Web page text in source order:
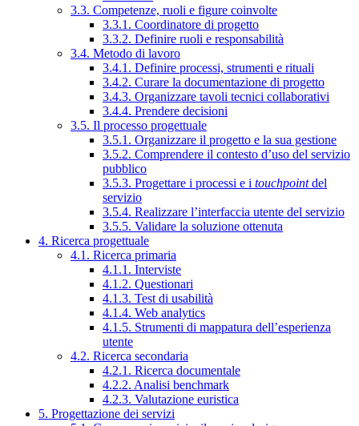
3.3. Competenze, ruoli e figure coinvolte
3.3.1. Coordinatore di progetto
3.3.2. Definire ruoli e responsabilità
3.4. Metodo di lavoro
3.4.1. Definire processi, strumenti e rituali
3.4.2. Curare la documentazione di progetto
3.4.3. Organizzare tavoli tecnici collaborativi
3.4.4. Prendere decisioni
3.5. Il processo progettuale
3.5.1. Organizzare il progetto e la sua gestione
3.5.2. Comprendere il contesto d’uso del servizio
pubblico
3.5.3. Progettare i processi e i touchpointdel
servizio
3.5.4. Realizzare l’interfaccia utente del servizio
3.5.5. Validare la soluzione ottenuta
4. Ricerca progettuale
4.1. Ricerca primaria
4.1.1. Interviste
4.1.2. Questionari
4.1.3. Test di usabilità
4.1.4. Web analytics
4.1.5. Strumenti di mappatura dell’esperienza
utente
4.2. Ricerca secondaria
4.2.1. Ricerca documentale
4.2.2. Analisi benchmark
4.2.3. Valutazione euristica
5. Progettazione dei servizi